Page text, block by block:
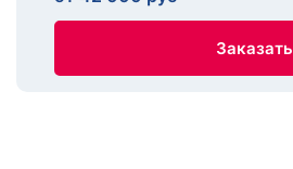
Заказать